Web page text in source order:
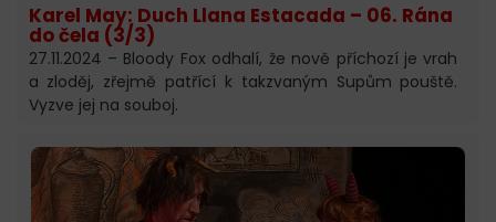
Karel May: Duch Llana Estacada – 06. Rána
do čela (3/3)
27.11.2024 – Bloody Fox odhalí, že nově příchozí je vrah
a zloděj, zřejmě patřící k takzvaným Supům pouště.
Vyzve jej na souboj.